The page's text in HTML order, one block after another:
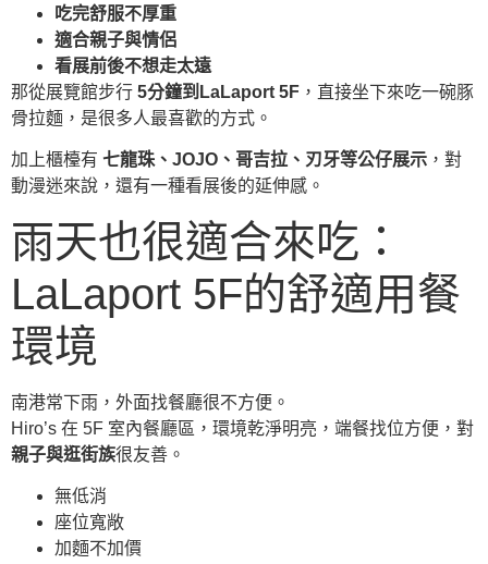
吃完舒服不厚重
適合親子與情侶
看展前後不想走太遠
那從展覽館步行 5分鐘到LaLaport 5F ，直接坐下來吃一碗豚
骨拉麵，是很多人最喜歡的方式。
加上櫃檯有 七龍珠、JOJO、哥吉拉、刃牙等公仔展示 ，對
動漫迷來說，還有一種看展後的延伸感。
雨天也很適合來吃：
LaLaport 5F的舒適用餐
環境
南港常下雨，外面找餐廳很不方便。
Hiro’s 在 5F 室內餐廳區，環境乾淨明亮，端餐找位方便，對
親子與逛街族很友善。
無低消
座位寬敞
加麵不加價